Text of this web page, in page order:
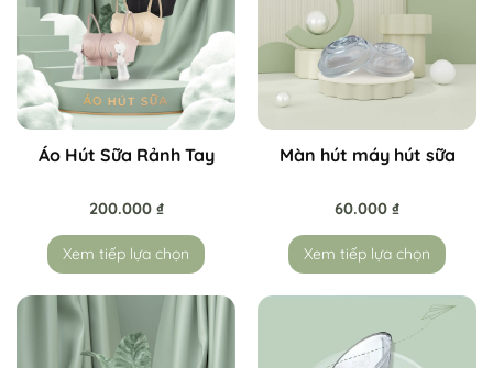
Áo Hút Sữa Rảnh Tay
200.000 ₫
Xem tiếp lựa chọn
Màn hút máy hút sữa
60.000 ₫
Xem tiếp lựa chọn